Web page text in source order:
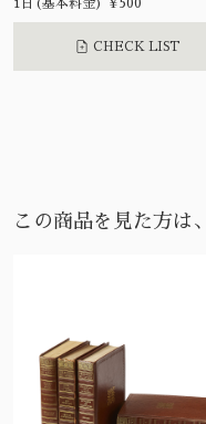
1日(基本料金) ¥500
CHECK LIST
この商品を見た方は